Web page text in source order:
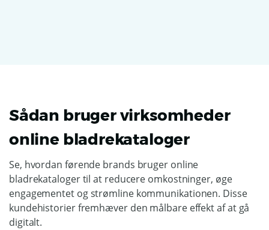
Sådan bruger virksomheder
online bladrekataloger
Se, hvordan førende brands bruger online
bladrekataloger til at reducere omkostninger, øge
engagementet og strømline kommunikationen. Disse
kundehistorier fremhæver den målbare effekt af at gå
digitalt.